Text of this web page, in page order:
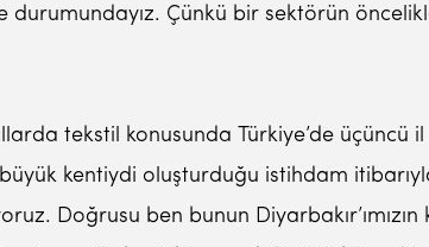
durumundayız. Çünkü bir sektörün
tekstil konusunda Türkiye’de üçüncü
kentiydi oluşturduğu istihdam
Doğrusu ben bunun Diyarbakır’ımızın